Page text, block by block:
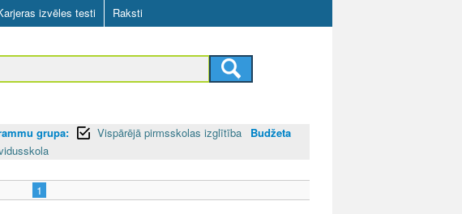
izvēles testi Raksti
grupa: Vispārējā pirmsskolas izglītība
Budžeta
1